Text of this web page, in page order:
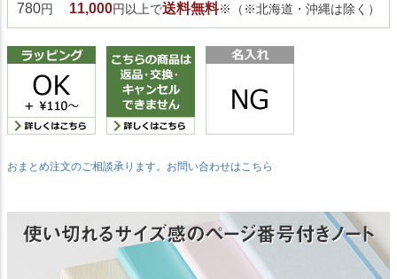
780円 11,000円以上で送料無料※（※北海道・沖縄は除く）
おまとめ注文のご相談承ります。お問い合わせはこちら